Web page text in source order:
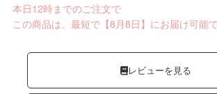
本日12時までのご注文で
この商品は、最短で【8月8日】にお届け可能で
レビューを見る